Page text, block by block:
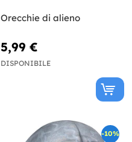
Orecchie di alieno
5,99 €
DISPONIBILE
-10%